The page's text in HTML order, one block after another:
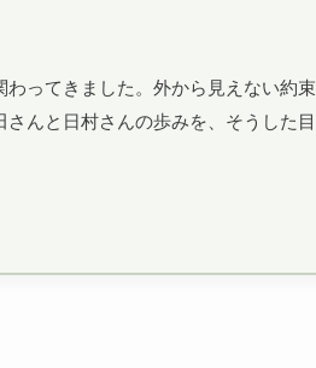
ってきました。外から見えない約束
んと日村さんの歩みを、そうした目